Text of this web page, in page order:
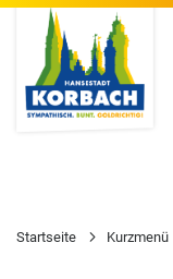
Startseite Kurzmenü